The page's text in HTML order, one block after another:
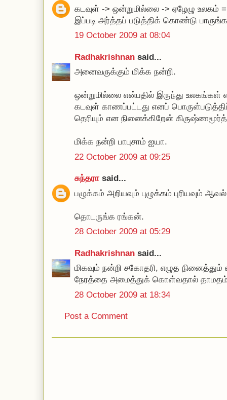
கடவுள் -> ஒன்றுமில்லை -> ஏழேழு
இப்படி அர்த்தப் படுத்திக் கொண்டு
19 October 2009 at 08:04
Radhakrishnan said...
அனைவருக்கும் மிக்க நன்றி.
ஒன்றுமில்லை என்பதில் இருந்து உலகங்கள்
கடவுள் காணப்பட்டது எனப்
தெரியும் என நினைக்கிறேன்
மிக்க நன்றி பாபுசாம் ஐயா.
22 October 2009 at 09:25
சுந்தரா said...
பழுக்கம் அறியவும் புழுக்கம் புரியவும்
தொடருங்க ரங்கன்.
28 October 2009 at 05:29
Radhakrishnan said...
மிகவும் நன்றி சகோதரி, எழுத
நேரத்தை அமைத்துக் கொள்வதால் தாமதம்
28 October 2009 at 18:34
Post a Comment